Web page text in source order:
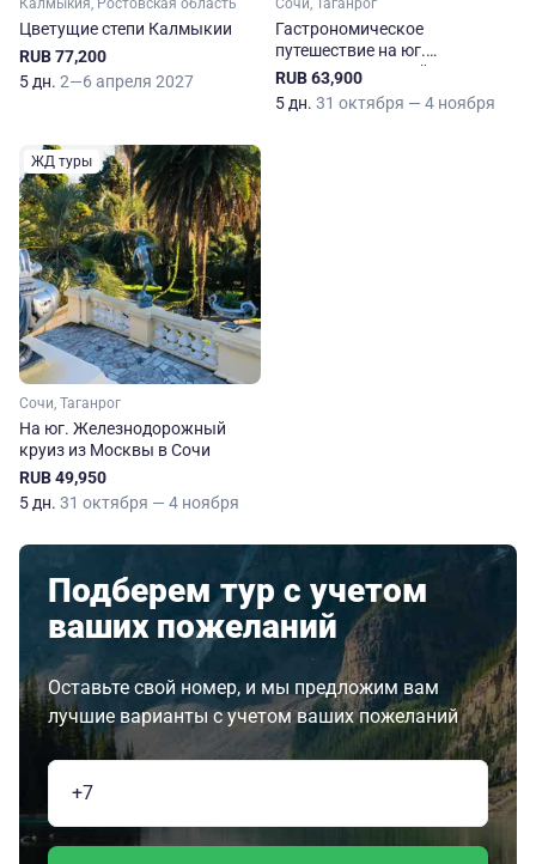
Калмыкия, Ростовская область
Цветущие степи Калмыкии
RUB 77,200
5 дн. 2—6 апреля 2027
Сочи, Таганрог
Гастрономическое
путешествие на юг.
Железнодорожный круиз в
Сочи
RUB 63,900
5 дн. 31 октября — 4 ноября
ЖД туры
Сочи, Таганрог
На юг. Железнодорожный
круиз из Москвы в Сочи
RUB 49,950
5 дн. 31 октября — 4 ноября
Подберем тур с учетом
ваших пожеланий
Оставьте свой номер, и мы предложим вам
лучшие варианты с учетом ваших пожеланий